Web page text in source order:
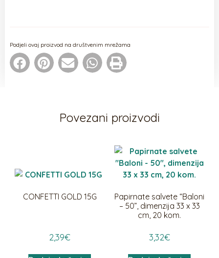
Podjeli ovaj proizvod na društvenim mrežama
Povezani proizvodi
CONFETTI GOLD 15G
2,39€
Papirnate salvete “Baloni
– 50”, dimenzija 33 x 33
cm, 20 kom.
3,32€